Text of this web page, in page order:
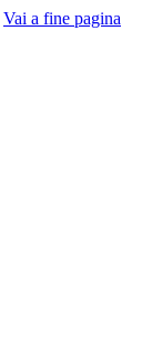
Vai a fine pagina